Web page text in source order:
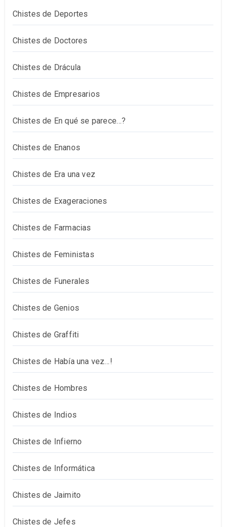
Chistes de Deportes
Chistes de Doctores
Chistes de Drácula
Chistes de Empresarios
Chistes de En qué se parece…?
Chistes de Enanos
Chistes de Era una vez
Chistes de Exageraciones
Chistes de Farmacias
Chistes de Feministas
Chistes de Funerales
Chistes de Genios
Chistes de Graffiti
Chistes de Había una vez…!
Chistes de Hombres
Chistes de Indios
Chistes de Infierno
Chistes de Informática
Chistes de Jaimito
Chistes de Jefes